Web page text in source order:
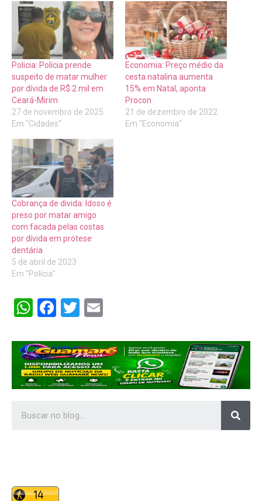
Policia: Polícia prende
suspeito de matar mulher
por dívida de R$ 2 mil em
Ceará-Mirim
27 de novembro de 2025
Em "Cidades"
Economia: Preço médio da
cesta natalina aumenta
15% em Natal, aponta
Procon
21 de dezembro de 2022
Em "Economia"
Cobrança de divida: Idoso é
preso por matar amigo
com facada pelas costas
por dívida em prótese
dentária
5 de abril de 2023
Em "Polícia"
WhatsApp
Facebook
Twitter